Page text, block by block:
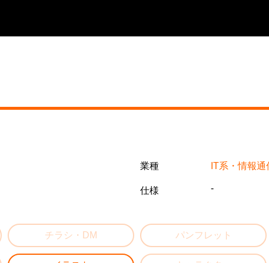
業種 IT系・情報通
仕様 -
チラシ・DM パンフレット